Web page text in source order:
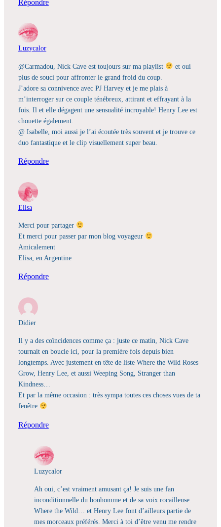
Répondre
Luzycalor
@Carmadou, Nick Cave est toujours sur ma playlist
et oui
plus de souci pour affronter le grand froid du coup.
J’adore sa connivence avec PJ Harvey et je me plais à
m’interroger sur ce couple ténébreux, attirant et effrayant à la
fois. Il et elle dégagent une sensualité incroyable! Henry Lee est
chouette également.
@ Isabelle, moi aussi je l’ai écoutée très souvent et je trouve ce
duo fantastique et le clip visuellement super beau.
Répondre
Elisa
Merci pour partager
Et merci pour passer par mon blog voyageur
Amicalement
Elisa, en Argentine
Répondre
Didier
Il y a des coïncidences comme ça : juste ce matin, Nick Cave
tournait en boucle ici, pour la première fois depuis bien
longtemps. Avec justement en tête de liste Where the Wild Roses
Grow, Henry Lee, et aussi Weeping Song, Stranger than
Kindness…
Et par la même occasion : très sympa toutes ces choses vues de ta
fenêtre
Répondre
Luzycalor
Ah oui, c’est vraiment amusant ça! Je suis une fan
inconditionnelle du bonhomme et de sa voix rocailleuse.
Where the Wild… et Henry Lee font d’ailleurs partie de
mes morceaux préférés. Merci à toi d’être venu me rendre